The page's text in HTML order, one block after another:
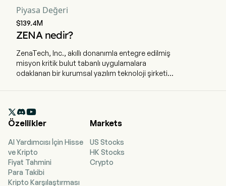
Piyasa Değeri
$139.4M
ZENA nedir?
ZenaTech, Inc., akıllı donanımla entegre edilmiş
misyon kritik bulut tabanlı uygulamalara
odaklanan bir kurumsal yazılım teknoloji şirketidir
girmiştir. Şirket, yazılım geliştirme teknolojisi,
satış ve dağıtım ile dron üretimi, satışı ve
Yazılım ürünleri ZenaTech, PacePlus,
SystemView, ZigVoice, WorkAware, TillerStack ve
PsPortals aracılığıyla işletilmekte olup dron işini
ise ZenaDrone markasıyla yürütmektedir. Dron
teknoloji çözümleri arasında ZenaDrone 1000, IQ

Özellikler
AI Yardımcısı İçin Hisse
ve Kripto
Fiyat Tahmini
Para Takibi
Kripto Karşılaştırması
Markets
US Stocks
HK Stocks
Crypto